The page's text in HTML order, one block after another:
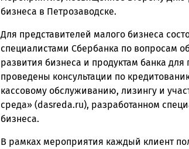
|
ГОВОРИТ
бизнеса в Петрозаводске.
Для представителей малого бизнеса
специалистами Сбербанка по вопросам
развития бизнеса и продуктам банка
проведены консультации по
кассовому обслуживанию, лизингу и
среда» (dasreda.ru), разработанном
бизнеса.
В рамках мероприятия каждый клиент